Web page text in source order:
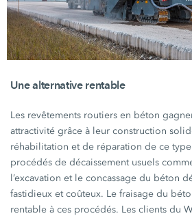
Une alternative rentable
Les revêtements routiers en béton
attractivité grâce à leur construction
réhabilitation et de réparation de ce type
procédés de décaissement usuels
l’excavation et le concassage du béton
fastidieux et coûteux. Le fraisage du
rentable à ces procédés. Les clients du